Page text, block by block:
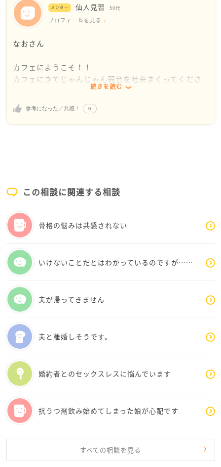
メンター 仙人見習 50代
プロフィールを見る
なおさん
カフェにようこそ！！
カフェにきてじゃんじゃん弱音を吐来まくってくださ
ここは、そういう場です。
季節的な事もあり日が短くなると（日照時間）キツく
なる場合もあるそうです。
すぐにでもなくても何年もかけても・・
人のためでもなくてもいいと思います。
りの気持ちこそ大切ですよ
結局、お互いになにかしらご迷惑かけてしまってるも
またカフェでじゃんじゃん弱音を吐いてください。
お待ちしています。
仙人見習より
続きを読む
参考になった／共感！ 0
この相談に関連する相談
骨格の悩みは共感されない
いけないことだとはわかっているのですが……
夫が帰ってきません
夫と離婚しそうです。
婚約者とのセックスレスに悩んでいます
抗うつ剤飲み始めてしまった娘が心配です
すべての相談を見る